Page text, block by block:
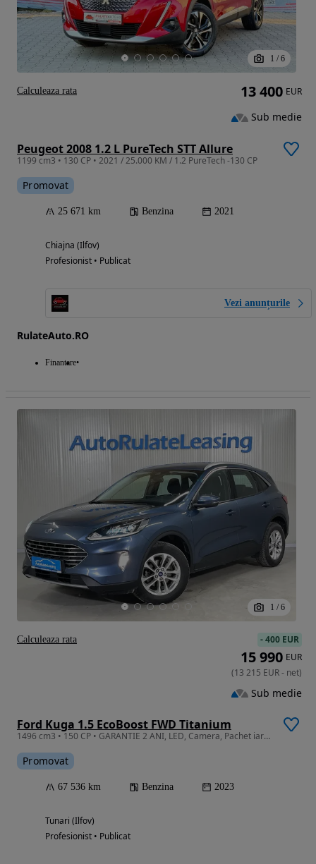
1 / 6
Peugeot 2008 1.2 L PureTech STT Allure
1199 cm3 • 130 CP • 2021 / 25.000 KM / 1.2 PureTech -130 CP
Promovat
25 671 km Benzina 2021
Chiajna (Ilfov)
Profesionist • Publicat
Vezi anunțurile
RulateAuto.RO
Finantare
13 400 EUR
Sub medie
Calculeaza rata
1 / 6
Ford Kuga 1.5 EcoBoost FWD Titanium
1496 cm3 • 150 CP • GARANTIE 2 ANI, LED, Camera, Pachet iarna, Clima
Promovat
67 536 km Benzina 2023
Tunari (Ilfov)
Profesionist • Publicat
-400 EUR
15 990 EUR
(13 215 EUR- net)
Sub medie
Calculeaza rata